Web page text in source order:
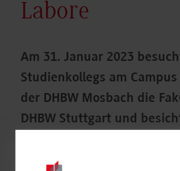
Labore
Am 31. Januar 2023
Studienkollegs am
der DHBW Mosbach die
DHBW Stuttgart und